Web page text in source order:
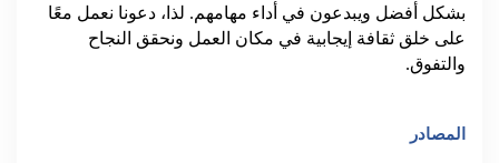
بشكل أفضل ويبدعون في أداء مهامهم. لذا، دعونا نعمل معًا
على خلق ثقافة إيجابية في مكان العمل ونحقق النجاح
والتفوق.
المصادر